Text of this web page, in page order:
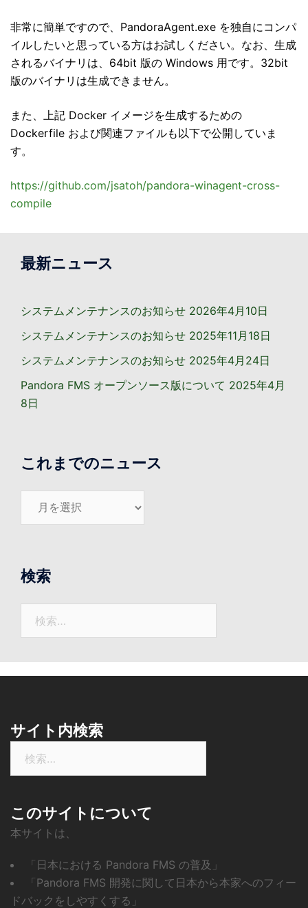
非常に簡単ですので、PandoraAgent.exe を独自にコンパ
イルしたいと思っている方はお試しください。なお、生成
されるバイナリは、64bit 版の Windows 用です。32bit
版のバイナリは生成できません。
また、上記 Docker イメージを生成するための
Dockerfile および関連ファイルも以下で公開していま
す。
https://github.com/jsatoh/pandora-winagent-cross-
compile
最新ニュース
システムメンテナンスのお知らせ 2026年4月10日
システムメンテナンスのお知らせ 2025年11月18日
システムメンテナンスのお知らせ 2025年4月24日
Pandora FMS オープンソース版について 2025年4月
8日
これまでのニュース
の
ュ
検索
サイト内検索
このサイトについて
本サイトは、
「日本における Pandora FMS の普及」
「Pandora FMS 開発に関して日本から本家へのフィー
ドバックをしやすくする」